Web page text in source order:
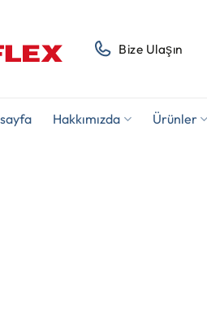
Bize Ulaşın
Hakkımızda Ürünler